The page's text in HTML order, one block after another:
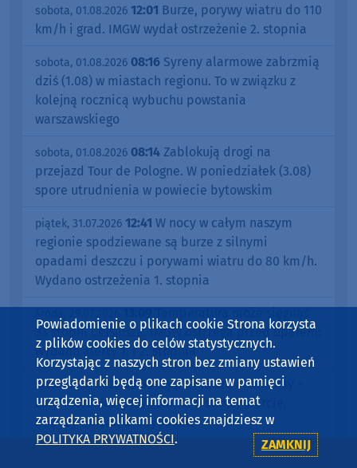
sobota, 01.08.2026 12:01 Burze, porywy wiatru do 110
km/h i grad. IMGW wydał ostrzeżenie 2. stopnia
sobota, 01.08.2026 08:16 Syreny alarmowe zabrzmią
dziś (1.08) w miastach regionu. To w związku z
kolejną rocznicą wybuchu powstania
warszawskiego
sobota, 01.08.2026 08:14 Zablokują drogi na
przejazd Tour de Pologne. W poniedziałek (3.08)
spore utrudnienia w powiecie bytowskim
piątek, 31.07.2026 12:41 W nocy w całym naszym
regionie spodziewane są burze z silnymi
opadami deszczu i porywami wiatru do 80 km/h.
Wydano ostrzeżenia 1. stopnia
33 stopni Celsjusza. IMGW ostrzega przed upałem:
wydano alerty 1. i 2. stopnia
środa, 29.07.2026 09:39Są pieniądze i konkursy -
LGR "Morenka" przypomina o swojej ofercie,
między innymi dla rybaków
Powiadomienie o plikach cookie Strona korzysta
z plików cookies do celów statystycznych.
Korzystając z naszych stron bez zmiany ustawień
przeglądarki będą one zapisane w pamięci
urządzenia, więcej informacji na temat
zarządzania plikami cookies znajdziesz w
POLITYKA PRYWATNOŚCI. ZAMKNIJ